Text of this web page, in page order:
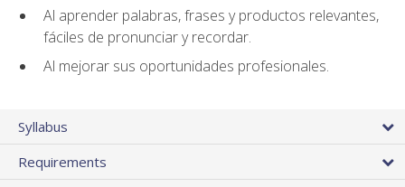
Al aprender palabras, frases y productos relevantes,
fáciles de pronunciar y recordar.
Al mejorar sus oportunidades profesionales.
Syllabus
Requirements